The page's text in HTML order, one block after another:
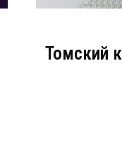
Томский